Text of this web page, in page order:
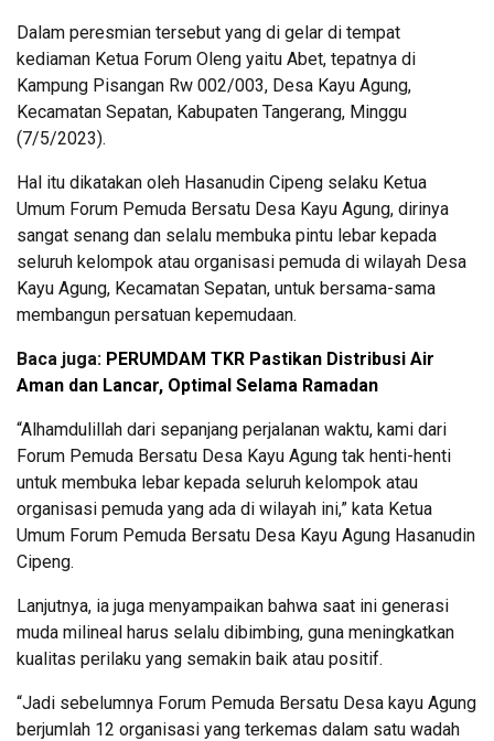
Dalam peresmian tersebut yang di gelar di tempat
kediaman Ketua Forum Oleng yaitu Abet, tepatnya di
Kampung Pisangan Rw 002/003, Desa Kayu Agung,
Kecamatan Sepatan, Kabupaten Tangerang, Minggu
(7/5/2023).
Hal itu dikatakan oleh Hasanudin Cipeng selaku Ketua
Umum Forum Pemuda Bersatu Desa Kayu Agung, dirinya
sangat senang dan selalu membuka pintu lebar kepada
seluruh kelompok atau organisasi pemuda di wilayah Desa
Kayu Agung, Kecamatan Sepatan, untuk bersama-sama
membangun persatuan kepemudaan.
Baca juga: PERUMDAM TKR Pastikan Distribusi Air
Aman dan Lancar, Optimal Selama Ramadan
“Alhamdulillah dari sepanjang perjalanan waktu, kami dari
Forum Pemuda Bersatu Desa Kayu Agung tak henti-henti
untuk membuka lebar kepada seluruh kelompok atau
organisasi pemuda yang ada di wilayah ini,” kata Ketua
Umum Forum Pemuda Bersatu Desa Kayu Agung Hasanudin
Cipeng.
Lanjutnya, ia juga menyampaikan bahwa saat ini generasi
muda milineal harus selalu dibimbing, guna meningkatkan
kualitas perilaku yang semakin baik atau positif.
“Jadi sebelumnya Forum Pemuda Bersatu Desa kayu Agung
berjumlah 12 organisasi yang terkemas dalam satu wadah